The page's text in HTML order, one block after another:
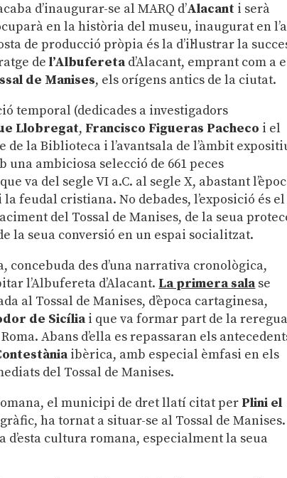
d’inaugurar-se al MARQ d’Alacant i serà
en la història del museu, inaugurat en
de producció pròpia és la d’il·lustrar la
del’Albufereta d’Alacant, emprant com a
de Manises, els orígens antics de la ciutat.
temporal (dedicades a investigadors
Llobregat, Francisco Figueras Pacheco i el
de la Biblioteca i l’avantsala de l’àmbit
una ambiciosa selecció de 661 peces
va del segle VI a.C. al segle X, abastant
feudal cristiana. No debades, l’exposició és el
del Tossal de Manises, de la seua
la seua conversió en un espai socialitzat.
des d’una narrativa cronològica,
l’Albufereta d’Alacant. La primera sala se
al Tossal de Manises, d’època cartaginesa,
de Sicília i que va formar part de la
Abans d’ella es repassaran els
ibèrica, amb especial èmfasi en els
del Tossal de Manises.
el municipi de dret llatí citat per Plini el
ha tornat a situar-se al Tossal de
cultura romana, especialment la seua